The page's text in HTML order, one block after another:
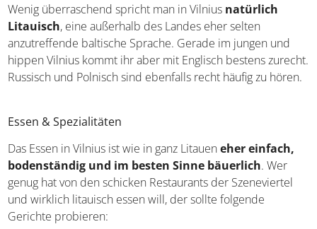
Wenig überraschend spricht man in Vilnius natürlich
Litauisch, eine außerhalb des Landes eher selten
anzutreffende baltische Sprache. Gerade im jungen und
hippen Vilnius kommt ihr aber mit Englisch bestens zurecht.
Russisch und Polnisch sind ebenfalls recht häufig zu hören.
Essen & Spezialitäten
Das Essen in Vilnius ist wie in ganz Litaueneher einfach,
bodenständig und im besten Sinne bäuerlich. Wer
genug hat von den schicken Restaurants der Szeneviertel
und wirklich litauisch essen will, der sollte folgende
Gerichte probieren: